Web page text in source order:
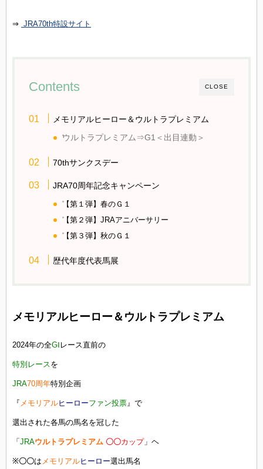
⇒ JRA70th特設サイト
CLOSE
Contents
メモリアルヒーロー＆ウルトラプレミアム
ウルトラプレミアム⇒G1＜出目連動＞
70thサンクスデー
JRA70周年記念キャンペーン
【第１弾】春のＧ１
【第２弾】JRAアニバーサリー
【第３弾】秋のＧ１
歴代年度代表馬展
メモリアルヒーロー＆ウルトラプレミアム
2024年の全GⅠ レース直前の
特別レース を
JRA70周年特別企画
『 メモリアルヒーローファン投票 』で
選出された各馬の馬名を冠した
「 JRAウルトラプレミアム 〇〇カップ」ヘ
※〇〇は メモリアルヒーロー選出馬名